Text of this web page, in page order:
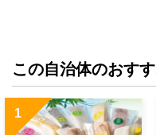
この自治体のおす
1